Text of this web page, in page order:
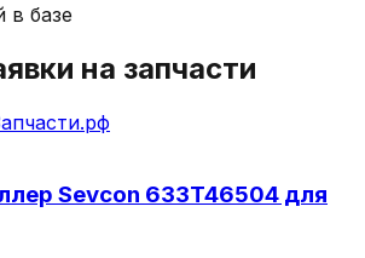
в базе
на запчасти
Sevcon 633T46504 для